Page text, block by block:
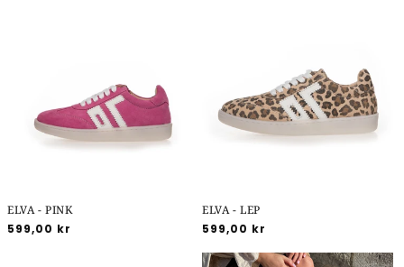
ELVA - PINK
Normalpris
599,00 kr
ELVA - LEP
Normalpris
599,00 kr